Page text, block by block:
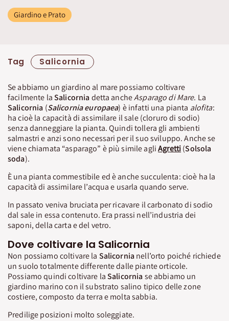
Giardino e Prato
Tag Salicornia
Se abbiamo un giardino al mare possiamo coltivare
facilmente laSalicornia detta ancheAsparago di Mare. La
Salicornia (Salicornia europaea) è infatti una pianta alofita:
ha cioè la capacità di assimilare il sale (cloruro di sodio)
senza danneggiare la pianta. Quindi tollera gli ambienti
salmastri e anzi sono necessari per il suo sviluppo. Anche se
viene chiamata “asparago” è più simile agliAgretti(Solsola
soda).
È una pianta commestibile ed è anche succulenta: cioè ha la
capacità di assimilare l’acqua e usarla quando serve.
In passato veniva bruciata per ricavare il carbonato di sodio
dal sale in essa contenuto. Era prassi nell’industria dei
saponi, della carta e del vetro.
Dove coltivare la Salicornia
Non possiamo coltivare la Salicornia nell’orto poiché richiede
un suolo totalmente differente dalle piante orticole.
Possiamo quindi coltivare laSalicornia se abbiamo un
giardino marino con il substrato salino tipico delle zone
costiere, composto da terra e molta sabbia.
Predilige posizioni molto soleggiate.